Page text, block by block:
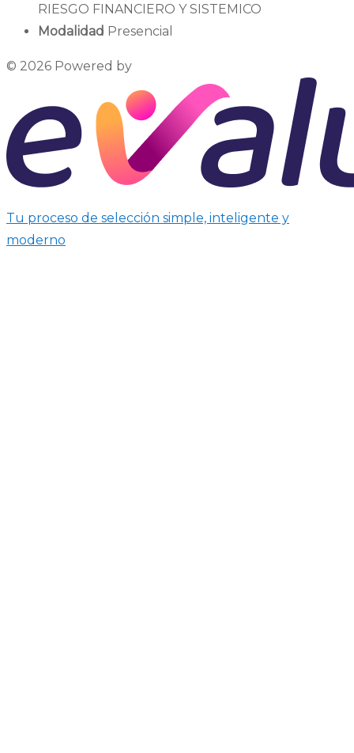
RIESGO FINANCIERO Y SISTEMICO
Modalidad Presencial
© 2026 Powered by
Tu proceso de selección simple, inteligente y
moderno